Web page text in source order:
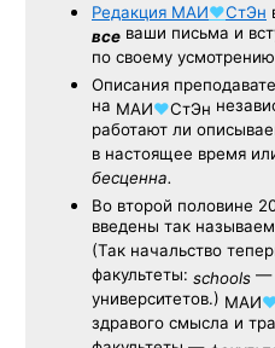
Редакция МАИ♥СтЭн
все ваши письма и
по своему
Описания
на МАИ♥СтЭн
работают ли
в настоящее время
бесценна.
Во второй половине
введены так
(Так начальство
факультеты: schools —
университетов.) МАИ
здравого смысла и